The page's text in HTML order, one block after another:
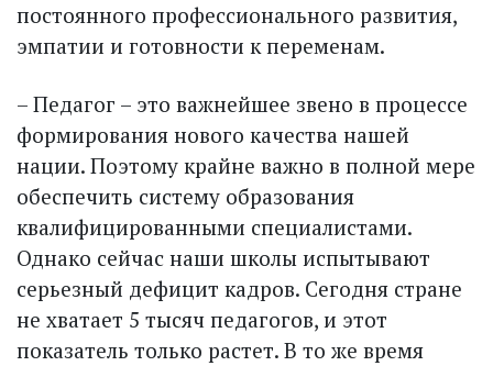
постоянного профессионального развития,
эмпатии и готовности к переменам.
– Педагог – это важнейшее звено в процессе
формирования нового качества нашей
нации. Поэтому крайне важно в полной мере
обеспечить систему образования
квалифицированными специалистами.
Однако сейчас наши школы испытывают
серьезный дефицит кадров. Сегодня стране
не хватает 5 тысяч педагогов, и этот
показатель только растет. В то же время